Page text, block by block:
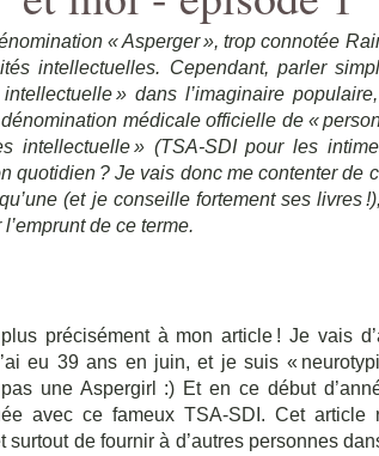
« Asperger », trop connotée
intellectuelles. Cependant, parler
intellectuelle » dans l’imaginaire
médicale officielle de «
intellectuelle » (TSA-SDI pour les
quotidien ? Je vais donc me contenter de
(et je conseille fortement ses livres
de ce terme.
précisément à mon article ! Je vais
eu 39 ans en juin, et je suis «
une Aspergirl :) Et en ce début
avec ce fameux TSA-SDI. Cet
surtout de fournir à d’autres personnes